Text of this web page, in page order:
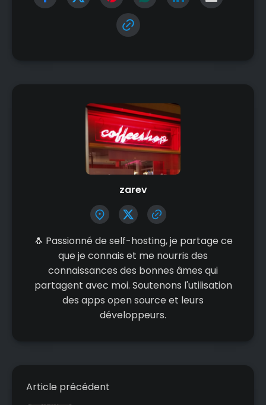
zarev
🐧 Passionné de self-hosting, je partage ce
que je connais et me nourris des
connaissances des bonnes âmes qui
partagent avec moi. Soutenons l'utilisation
des apps open source et leurs
développeurs.
Article précédent